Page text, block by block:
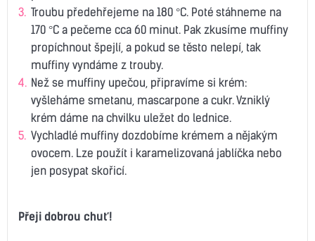
Troubu předehřejeme na 180 °C. Poté stáhneme na
170 °C a pečeme cca 60 minut. Pak zkusíme muffiny
propíchnout špejlí, a pokud se těsto nelepí, tak
muffiny vyndáme z trouby.
Než se muffiny upečou, připravíme si krém:
vyšleháme smetanu, mascarpone a cukr. Vzniklý
krém dáme na chvilku uležet do lednice.
Vychladlé muffiny dozdobíme krémem a nějakým
ovocem. Lze použít i karamelizovaná jablíčka nebo
jen posypat skořicí.
Přeji dobrou chuť!